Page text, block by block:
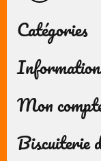
Catégories
Mon
Biscuiterie